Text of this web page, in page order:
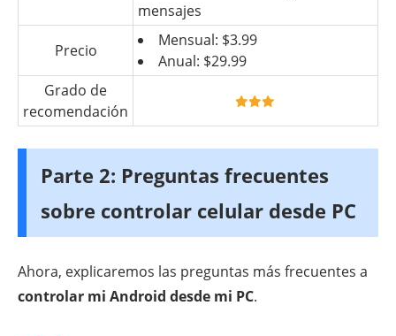
mensajes
Precio
Mensual: $3.99
Anual: $29.99
Grado de
recomendación
Parte 2: Preguntas frecuentes
sobre controlar celular desde PC
Ahora, explicaremos las preguntas más frecuentes a
controlar mi Android desde mi PC.